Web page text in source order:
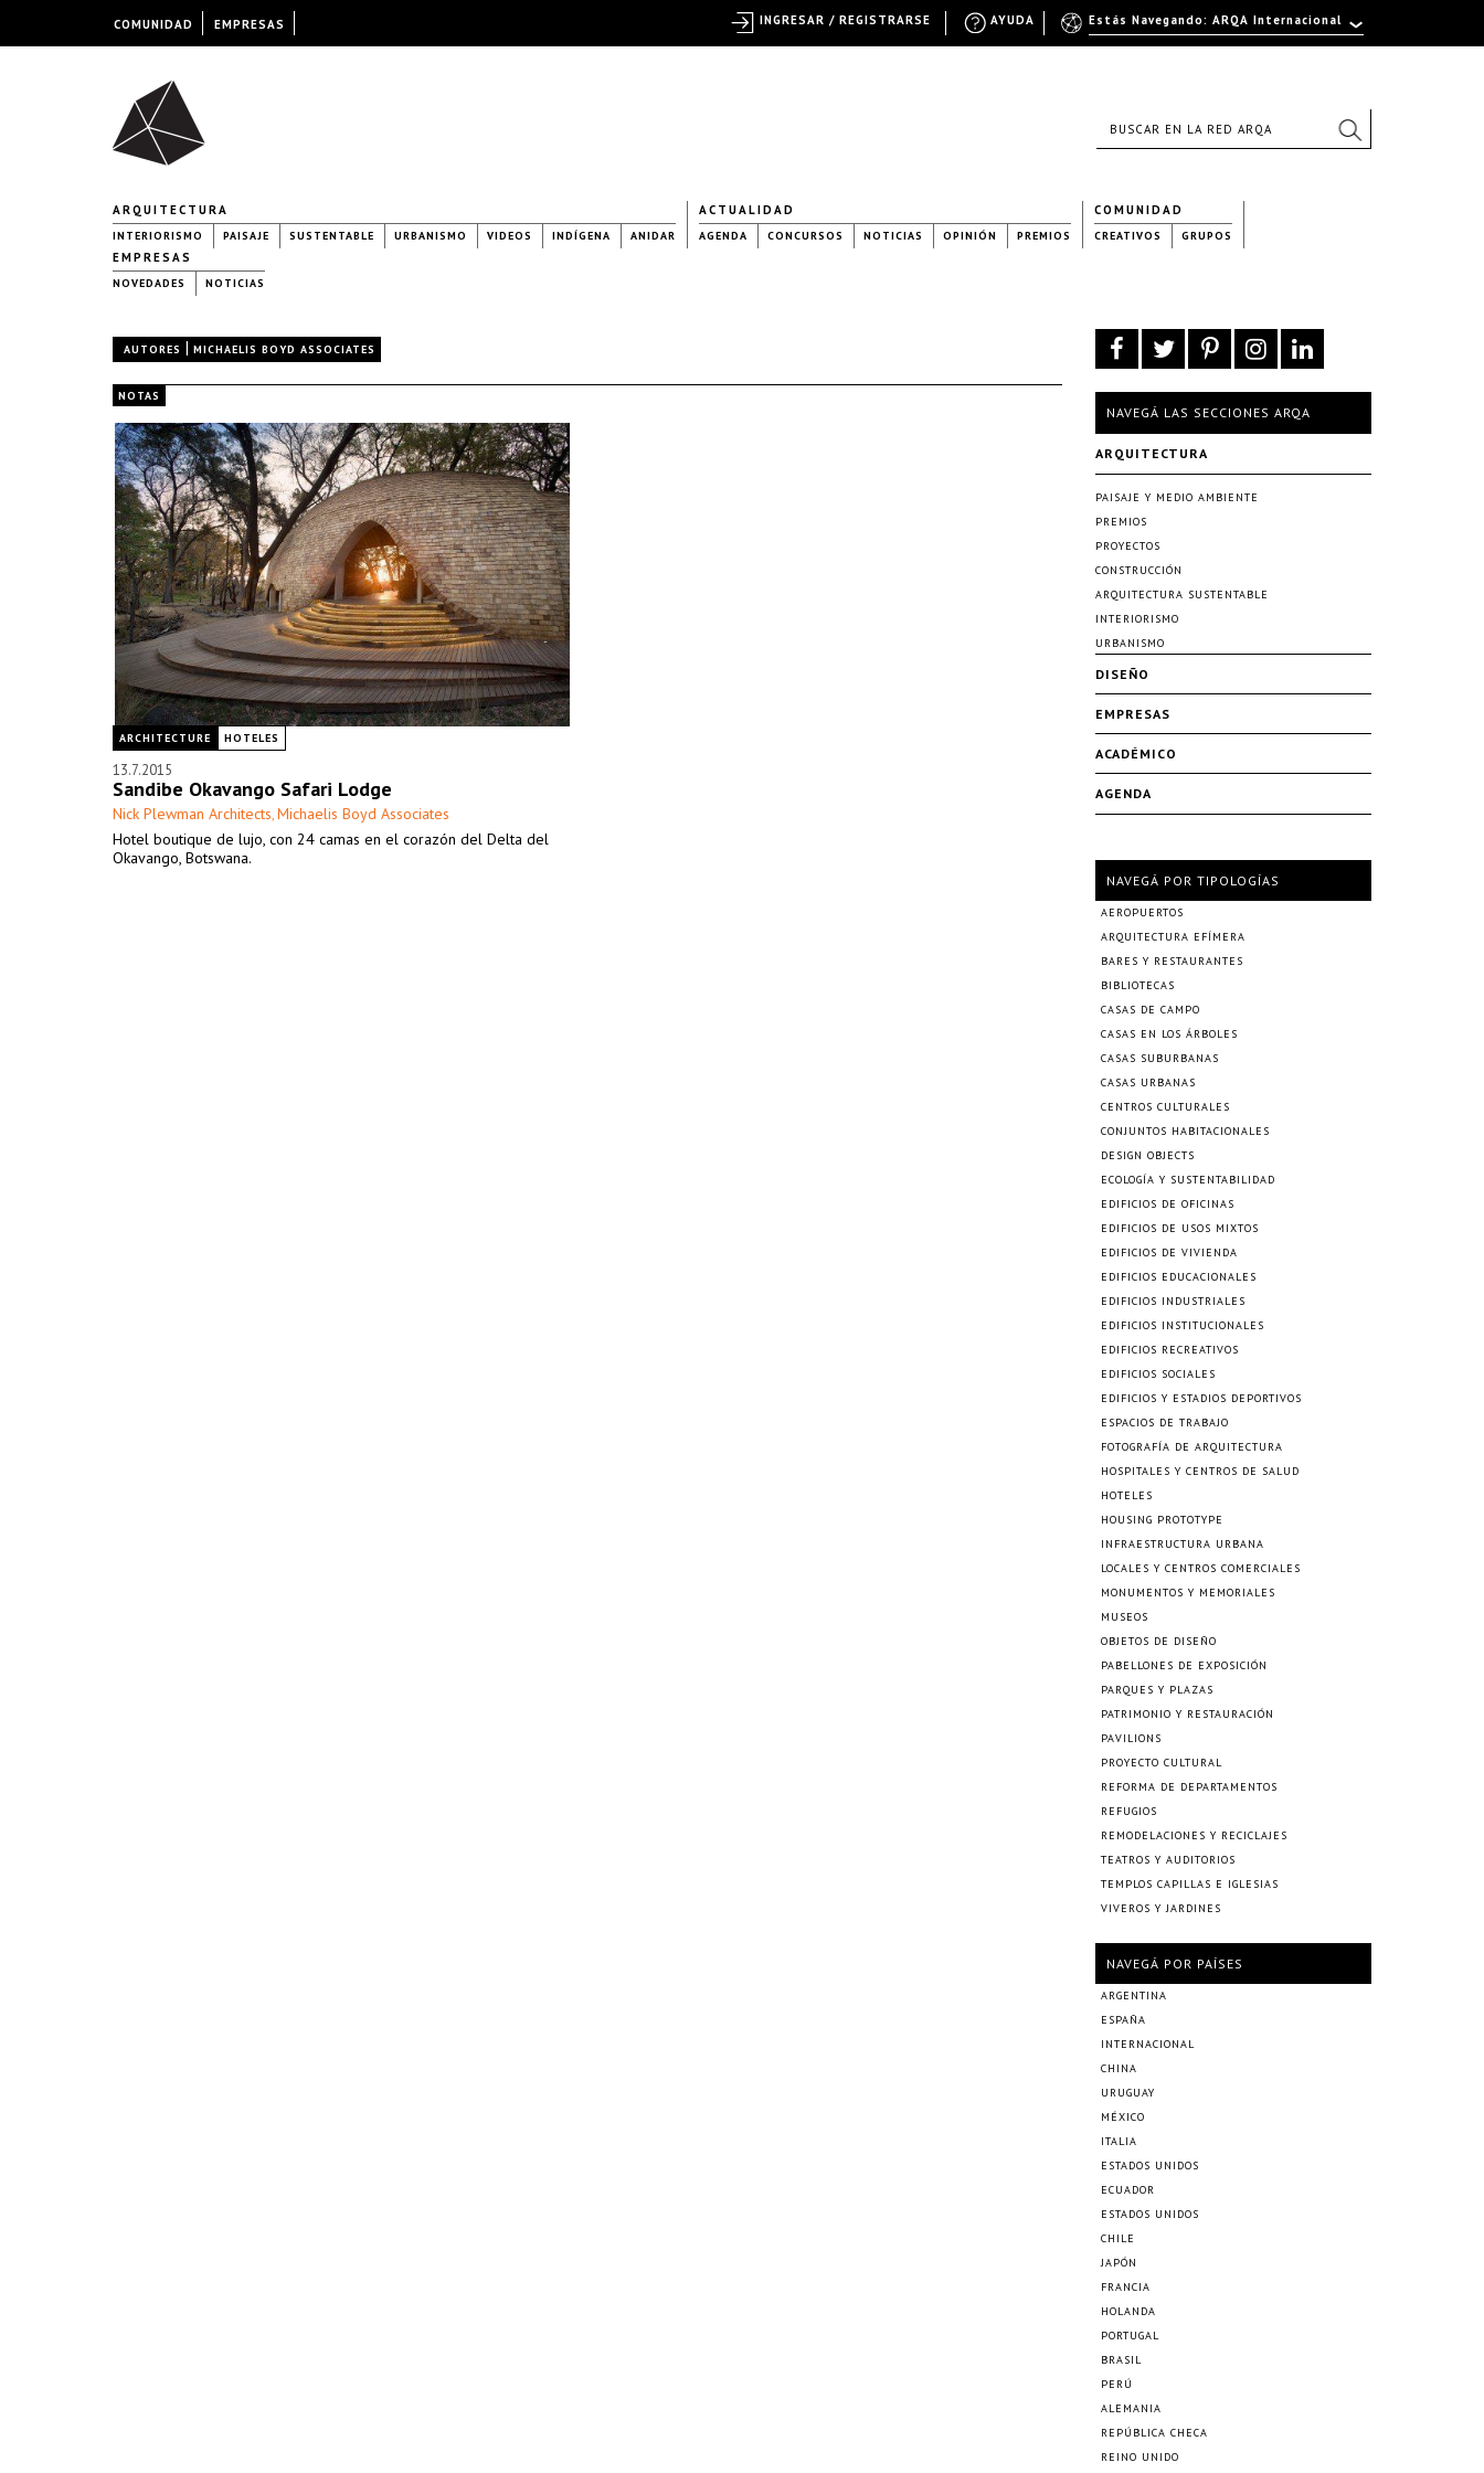
ARQUITECTURA
INTERIORISMO PAISAJE SUSTENTABLE URBANISMO VIDEOS INDÍGENA ANIDAR
ACTUALIDAD
AGENDA CONCURSOS NOTICIAS OPINIÓN PREMIOS
COMUNIDAD
CREATIVOS GRUPOS
EMPRESAS
NOVEDADES NOTICIAS
AUTORES | MICHAELIS BOYD ASSOCIATES
NOTAS
ARCHITECTURE HOTELES
13.7.2015
Sandibe Okavango Safari Lodge
Nick Plewman Architects, Michaelis Boyd Associates
Hotel boutique de lujo, con 24 camas en el corazón del Delta del
Okavango, Botswana.
NAVEGÁ LAS SECCIONES ARQA
ARQUITECTURA
PAISAJE Y MEDIO AMBIENTE
PREMIOS
PROYECTOS
CONSTRUCCIÓN
ARQUITECTURA SUSTENTABLE
INTERIORISMO
URBANISMO
DISEÑO
EMPRESAS
ACADÉMICO
AGENDA
NAVEGÁ POR TIPOLOGÍAS
AEROPUERTOS
ARQUITECTURA EFÍMERA
BARES Y RESTAURANTES
BIBLIOTECAS
CASAS DE CAMPO
CASAS EN LOS ÁRBOLES
CASAS SUBURBANAS
CASAS URBANAS
CENTROS CULTURALES
CONJUNTOS HABITACIONALES
DESIGN OBJECTS
ECOLOGÍA Y SUSTENTABILIDAD
EDIFICIOS DE OFICINAS
EDIFICIOS DE USOS MIXTOS
EDIFICIOS DE VIVIENDA
EDIFICIOS EDUCACIONALES
EDIFICIOS INDUSTRIALES
EDIFICIOS INSTITUCIONALES
EDIFICIOS RECREATIVOS
EDIFICIOS SOCIALES
EDIFICIOS Y ESTADIOS DEPORTIVOS
ESPACIOS DE TRABAJO
FOTOGRAFÍA DE ARQUITECTURA
HOSPITALES Y CENTROS DE SALUD
HOTELES
HOUSING PROTOTYPE
INFRAESTRUCTURA URBANA
LOCALES Y CENTROS COMERCIALES
MONUMENTOS Y MEMORIALES
MUSEOS
OBJETOS DE DISEÑO
PABELLONES DE EXPOSICIÓN
PARQUES Y PLAZAS
PATRIMONIO Y RESTAURACIÓN
PAVILIONS
PROYECTO CULTURAL
REFORMA DE DEPARTAMENTOS
REFUGIOS
REMODELACIONES Y RECICLAJES
TEATROS Y AUDITORIOS
TEMPLOS CAPILLAS E IGLESIAS
VIVEROS Y JARDINES
NAVEGÁ POR PAÍSES
ARGENTINA
ESPAÑA
INTERNACIONAL
CHINA
URUGUAY
MÉXICO
ITALIA
ESTADOS UNIDOS
ECUADOR
ESTADOS UNIDOS
CHILE
JAPÓN
FRANCIA
HOLANDA
PORTUGAL
BRASIL
PERÚ
ALEMANIA
REPÚBLICA CHECA
REINO UNIDO
COMUNIDAD EMPRESAS Estás Navegando: ARQA Internacional
AYUDA
INGRESAR / REGISTRARSE